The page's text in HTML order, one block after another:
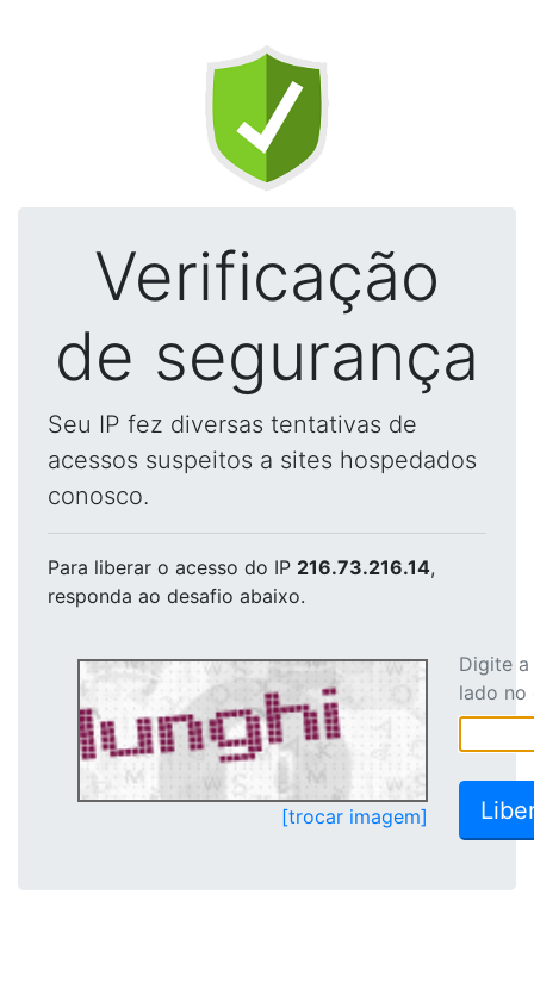
Verificação
de segurança
Seu IP fez diversas tentativas de
acessos suspeitos a sites hospedados
conosco.
Para liberar o acesso do IP 216.73.216.14,
responda ao desafio abaixo.
[trocar imagem]
Digite
lado no